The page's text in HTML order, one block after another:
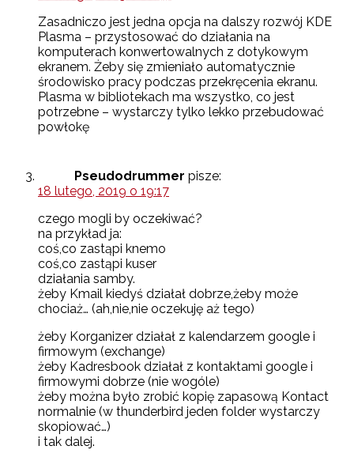
Zasadniczo jest jedna opcja na dalszy rozwój KDE
Plasma – przystosować do działania na
komputerach konwertowalnych z dotykowym
ekranem. Żeby się zmieniało automatycznie
środowisko pracy podczas przekręcenia ekranu.
Plasma w bibliotekach ma wszystko, co jest
potrzebne – wystarczy tylko lekko przebudować
powłokę
Pseudodrummer pisze:
18 lutego, 2019 o 19:17
czego mogli by oczekiwać?
na przykład ja:
coś,co zastąpi knemo
coś,co zastąpi kuser
działania samby.
żeby Kmail kiedyś działał dobrze,żeby może
chociaż… (ah,nie,nie oczekuję aż tego)
żeby Korganizer działał z kalendarzem google i
firmowym (exchange)
żeby Kadresbook działał z kontaktami google i
firmowymi dobrze (nie wogóle)
żeby można było zrobić kopię zapasową Kontact
normalnie (w thunderbird jeden folder wystarczy
skopiować…)
i tak dalej.